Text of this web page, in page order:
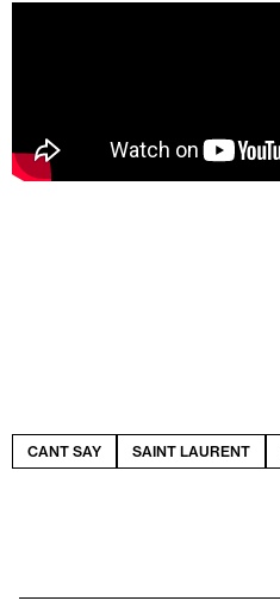
CANT SAY SAINT LAURENT